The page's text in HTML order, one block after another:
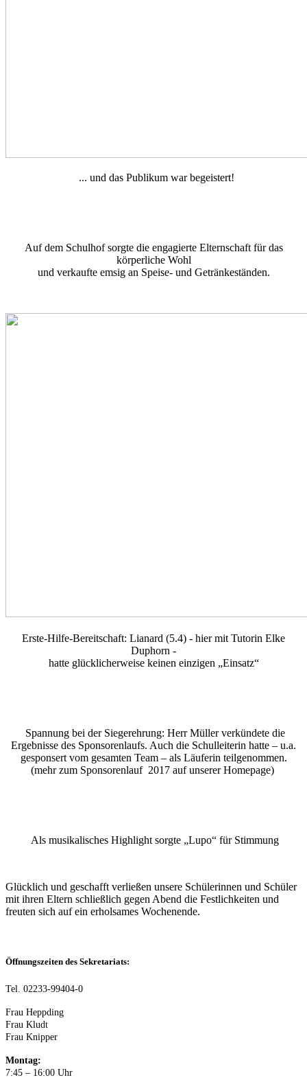
... und das Publikum war begeistert!
Auf dem Schulhof sorgte die engagierte Elternschaft für das
körperliche Wohl
und verkaufte emsig an Speise- und Getränkeständen.
Erste-Hilfe-Bereitschaft: Lianard (5.4) - hier mit Tutorin Elke
Duphorn -
hatte glücklicherweise keinen einzigen „Einsatz“
Spannung bei der Siegerehrung: Herr Müller verkündete die
Ergebnisse des Sponsorenlaufs. Auch die Schulleiterin hatte – u.a.
gesponsert vom gesamten Team – als Läuferin teilgenommen.
(mehr zum Sponsorenlauf 2017 auf unserer Homepage)
Als musikalisches Highlight sorgte „Lupo“ für Stimmung
Glücklich und geschafft verließen unsere Schülerinnen und Schüler
mit ihren Eltern schließlich gegen Abend die Festlichkeiten und
freuten sich auf ein erholsames Wochenende.
Öffnungszeiten des Sekretariats:
Tel. 02233-99404-0
Frau Heppding
Frau Kludt
Frau Knipper
Montag:
7:45 – 16:00 Uhr